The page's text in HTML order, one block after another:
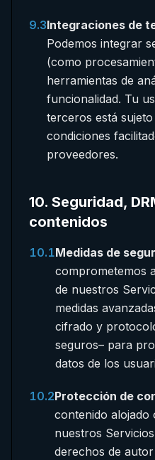
9.3Integraciones de
Podemos integrar
(como
herramientas de
funcionalidad. Tu
terceros está
condiciones
proveedores.
10. Seguridad,
contenidos
10.1Medidas de
comprometemos
de nuestros
medidas
cifrado y
seguros– para
datos de los
10.2Protección de
contenido alojado
nuestros
derechos de